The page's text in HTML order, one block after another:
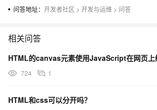
问答地址： 开发者社区 > 开发与运维 > 问答
相关问答
724 1
HTML和css可以分开吗？